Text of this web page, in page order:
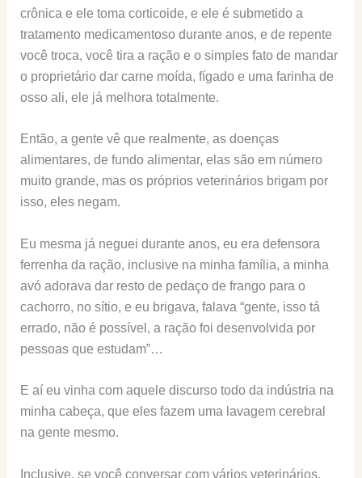
crônica e ele toma corticoide, e ele é submetido a
tratamento medicamentoso durante anos, e de repente
você troca, você tira a ração e o simples fato de mandar
o proprietário dar carne moída, fígado e uma farinha de
osso ali, ele já melhora totalmente.
Então, a gente vê que realmente, as doenças
alimentares, de fundo alimentar, elas são em número
muito grande, mas os próprios veterinários brigam por
isso, eles negam.
Eu mesma já neguei durante anos, eu era defensora
ferrenha da ração, inclusive na minha família, a minha
avó adorava dar resto de pedaço de frango para o
cachorro, no sítio, e eu brigava, falava “gente, isso tá
errado, não é possível, a ração foi desenvolvida por
pessoas que estudam”…
E aí eu vinha com aquele discurso todo da indústria na
minha cabeça, que eles fazem uma lavagem cerebral
na gente mesmo.
Inclusive, se você conversar com vários veterinários,